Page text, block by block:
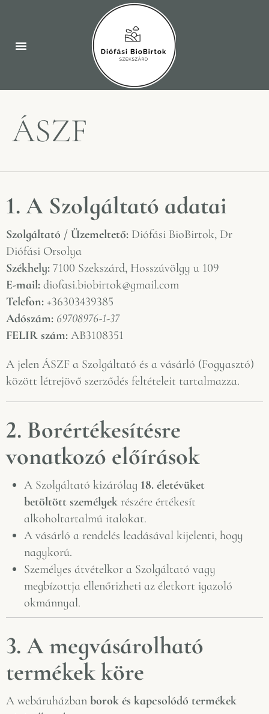
ÁSZF
1. A Szolgáltató adatai
Szolgáltató / Üzemeltető: Diófási BioBirtok, Dr
Diófási Orsolya
Székhely: 7100 Szekszárd, Hosszúvölgy u 109
E-mail: diofasi.biobirtok@gmail.com
Telefon: +36303439385
Adószám: 69708976-1-37
FELIR szám: AB3108351
A jelen ÁSZF a Szolgáltató és a vásárló (Fogyasztó)
között létrejövő szerződés feltételeit tartalmazza.
2. Borértékesítésre
vonatkozó előírások
A Szolgáltató kizárólag 18. életévüket
betöltött személyek részére értékesít
alkoholtartalmú italokat.
A vásárló a rendelés leadásával kijelenti, hogy
nagykorú.
Személyes átvételkor a Szolgáltató vagy
megbízottja ellenőrizheti az életkort igazoló
okmánnyal.
3. A megvásárolható
termékek köre
A webáruházban borok és kapcsolódó termékek